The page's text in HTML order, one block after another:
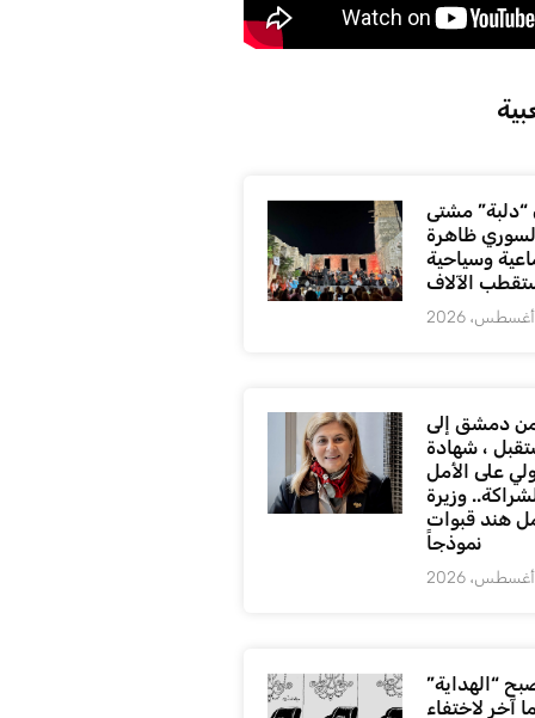
“دلبة” مشتى
ظاهرة
وسياحية
الآلاف
دمشق إلى
، شهادة
على الأمل
وزيرة
هند قبوات
نموذجاً
“الهداية”
آخر لاختفاء